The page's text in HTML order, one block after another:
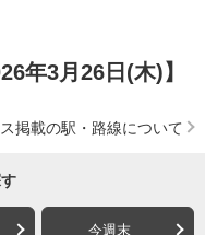
年3月26日(木)】
掲載の駅・路線について
今週末